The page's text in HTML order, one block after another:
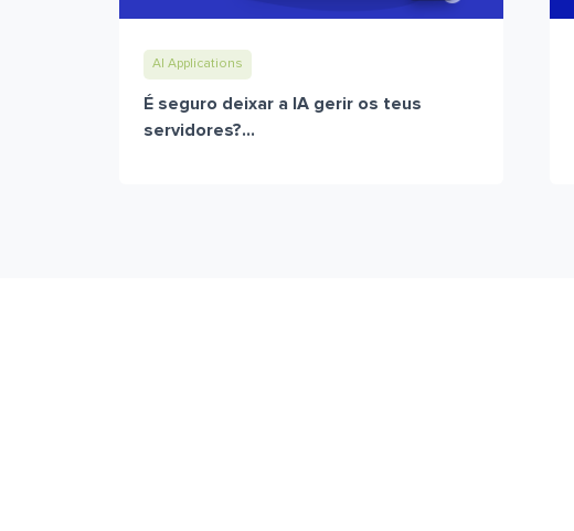
AI Applications
É seguro deixar a IA gerir os teus
servidores?...